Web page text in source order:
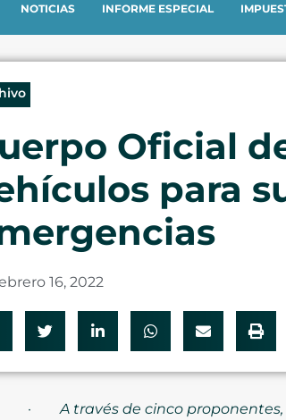
NOTICIAS INFORME ESPECIAL
Oficial
para
16, 2022
· A través de cinco